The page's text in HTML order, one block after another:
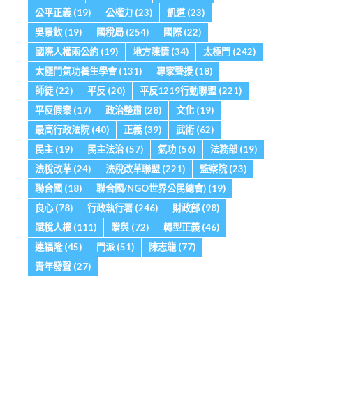
公平正義 (19) 公權力 (23) 凱道(23)
吳景欽 (19) 國稅局 (254) 國際(22)
國際人權兩公約 (19) 地方陳情(34) 太極門 (242)
太極門氣功養生學會(131) 專家聲援(18)
師徒(22) 平反 (20) 平反1219行動聯盟 (221)
平反假案(17) 政治整肅 (28) 文化 (19)
最高行政法院(40) 正義 (39) 武術(62)
民主 (19) 民主法治 (57) 氣功 (56) 法務部 (19)
法稅改革 (24) 法稅改革聯盟 (221) 監察院(23)
聯合國 (18) 聯合國/NGO世界公民總會) (19)
良心(78) 行政執行署 (246) 財政部 (98)
賦稅人權(111) 贈與(72) 轉型正義 (46)
連福隆(45) 門派(51) 陳志龍(77)
青年發聲 (27)